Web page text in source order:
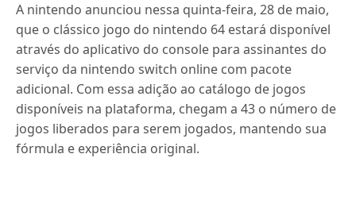
A nintendo anunciou nessa quinta-feira, 28 de maio,
que o clássico jogo do nintendo 64 estará disponível
através do aplicativo do console para assinantes do
serviço da nintendo switch online com pacote
adicional. Com essa adição ao catálogo de jogos
disponíveis na plataforma, chegam a 43 o número de
jogos liberados para serem jogados, mantendo sua
fórmula e experiência original.